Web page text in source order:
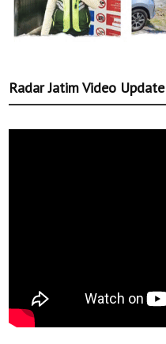
Radar Jatim Video Update